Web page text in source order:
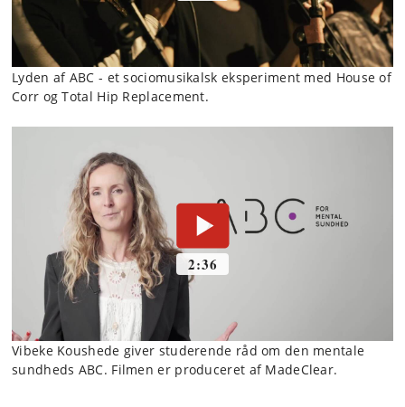
Lyden af ABC - et sociomusikalsk eksperiment med House of
Corr og Total Hip Replacement.
Vibeke Koushede giver studerende råd om den mentale
sundheds ABC. Filmen er produceret af MadeClear.